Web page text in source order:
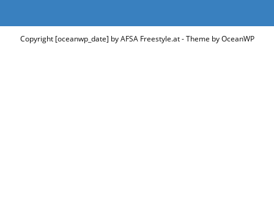
Copyright [oceanwp_date] by AFSA Freestyle.at - Theme by OceanWP